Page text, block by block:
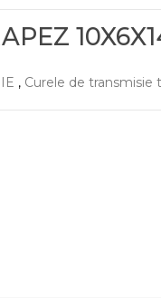
, Curele de transmisie